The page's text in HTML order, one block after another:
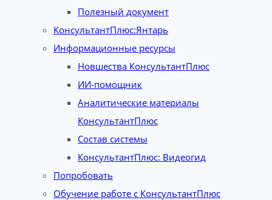
Полезный документ
КонсультантПлюс:Янтарь
Информационные ресурсы
Новшества КонсультантПлюс
ИИ-помощник
Аналитические материалы
КонсультантПлюс
Состав системы
КонсультантПлюс: Видеогид
Попробовать
Обучение работе с КонсультантПлюс